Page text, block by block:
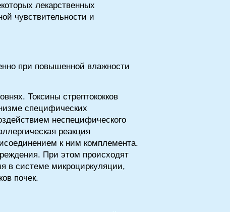
лекарственных
чувствительности и
при повышенной влажности
Токсины стрептококков
специфических
неспецифического
реакция
к ним комплемента.
При этом происходят
в системе микроциркуляции,
почек.